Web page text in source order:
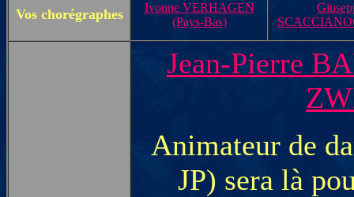
Vos chorégraphes
Ivonne VERHAGEN
(Pays-Bas)
Jean-Pierre
Animateur de
JP) sera là